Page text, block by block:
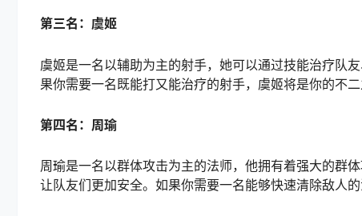
第三名：虞姬
虞姬是一名以辅助为主的射手，她可以通过技能治疗队
果你需要一名既能打又能治疗的射手，虞姬将是你的不二
第四名：周瑜
周瑜是一名以群体攻击为主的法师，他拥有着强大的群
让队友们更加安全。如果你需要一名能够快速清除敌人